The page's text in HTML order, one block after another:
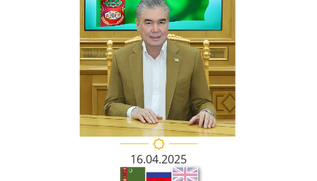
16.04.2025